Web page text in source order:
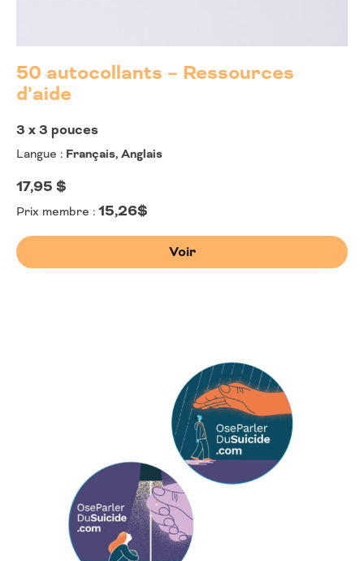
50 autocollants – Ressources
d’aide
3 x 3 pouces
Langue : Français, Anglais
17,95 $
Prix membre : 15,26$
Voir